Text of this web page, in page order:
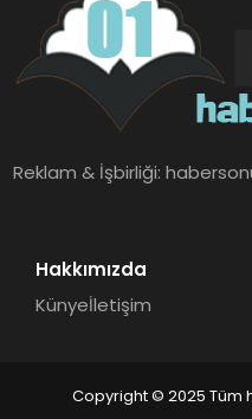
Reklam & İşbirliği:
Hakkımızda
Künyeİletişim
Copyright © 2025 Tüm